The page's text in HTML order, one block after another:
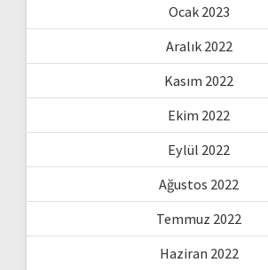
Ocak 2023
Aralık 2022
Kasım 2022
Ekim 2022
Eylül 2022
Ağustos 2022
Temmuz 2022
Haziran 2022